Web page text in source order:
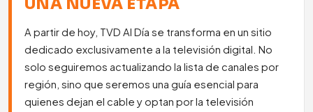
UNA NUEVA ETAPA
A partir de hoy, TVD Al Día se transforma en un sitio
dedicado exclusivamente a la televisión digital. No
solo seguiremos actualizando la lista de canales por
región, sino que seremos una guía esencial para
quienes dejan el cable y optan por la televisión